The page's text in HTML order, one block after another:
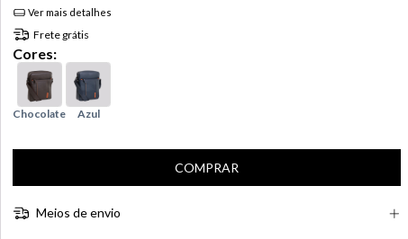
Ver mais detalhes
Frete grátis
Cores:
Meios de envio